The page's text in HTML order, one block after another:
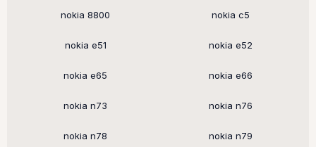
nokia 8800 nokia c5
nokia e51 nokia e52
nokia e65 nokia e66
nokia n73 nokia n76
nokia n78 nokia n79